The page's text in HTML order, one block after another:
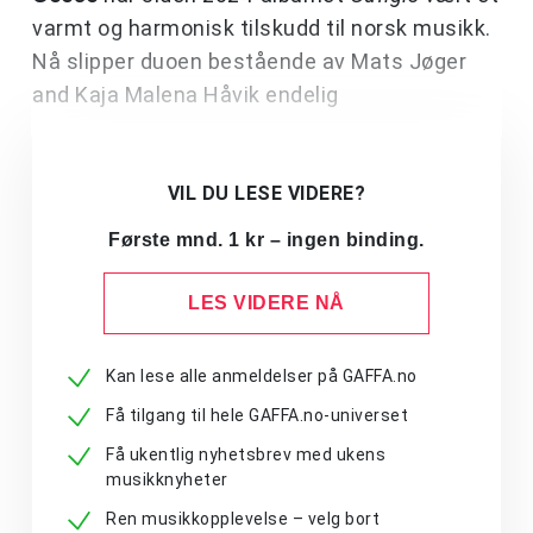
varmt og harmonisk tilskudd til norsk musikk.
Nå slipper duoen bestående av Mats Jøger
and Kaja Malena Håvik endelig
VIL DU LESE VIDERE?
Første mnd. 1 kr – ingen binding.
LES VIDERE NÅ
Kan lese alle anmeldelser på GAFFA.no
Få tilgang til hele GAFFA.no-universet
Få ukentlig nyhetsbrev med ukens
musikknyheter
Ren musikkopplevelse – velg bort